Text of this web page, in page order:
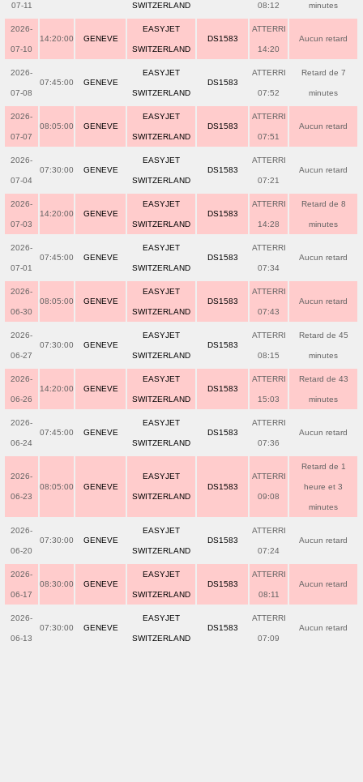
07-11 SWITZERLAND 08:12 minutes
2026-
07-10
14:20:00 GENEVE
EASYJET
SWITZERLAND
DS1583
ATTERRI
14:20
Aucun retard
2026-
07-08
07:45:00 GENEVE
EASYJET
SWITZERLAND
DS1583
ATTERRI
07:52
Retard de 7
minutes
2026-
07-07
08:05:00 GENEVE
EASYJET
SWITZERLAND
DS1583
ATTERRI
07:51
Aucun retard
2026-
07-04
07:30:00 GENEVE
EASYJET
SWITZERLAND
DS1583
ATTERRI
07:21
Aucun retard
2026-
07-03
14:20:00 GENEVE
EASYJET
SWITZERLAND
DS1583
ATTERRI
14:28
Retard de 8
minutes
2026-
07-01
07:45:00 GENEVE
EASYJET
SWITZERLAND
DS1583
ATTERRI
07:34
Aucun retard
2026-
06-30
08:05:00 GENEVE
EASYJET
SWITZERLAND
DS1583
ATTERRI
07:43
Aucun retard
2026-
06-27
07:30:00 GENEVE
EASYJET
SWITZERLAND
DS1583
ATTERRI
08:15
Retard de 45
minutes
2026-
06-26
14:20:00 GENEVE
EASYJET
SWITZERLAND
DS1583
ATTERRI
15:03
Retard de 43
minutes
2026-
06-24
07:45:00 GENEVE
EASYJET
SWITZERLAND
DS1583
ATTERRI
07:36
Aucun retard
2026-
06-23
08:05:00 GENEVE
EASYJET
SWITZERLAND
DS1583
ATTERRI
09:08
Retard de 1
heure et 3
minutes
2026-
06-20
07:30:00 GENEVE
EASYJET
SWITZERLAND
DS1583
ATTERRI
07:24
Aucun retard
2026-
06-17
08:30:00 GENEVE
EASYJET
SWITZERLAND
DS1583
ATTERRI
08:11
Aucun retard
2026-
06-13
07:30:00 GENEVE
EASYJET
SWITZERLAND
DS1583
ATTERRI
07:09
Aucun retard